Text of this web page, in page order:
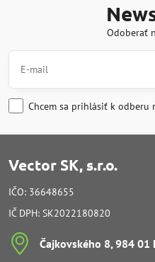
Odoberať
Chcem sa prihlásiť k odberu
Vector SK, s.r.o.
IČO: 36648655
IČ DPH: SK2022180820
Čajkovského 8, 984 01